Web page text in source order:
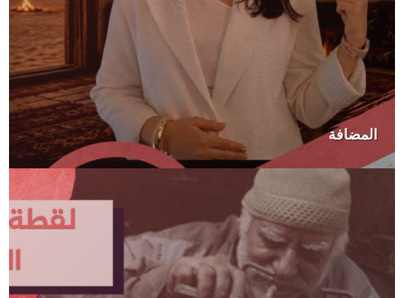
المضافة